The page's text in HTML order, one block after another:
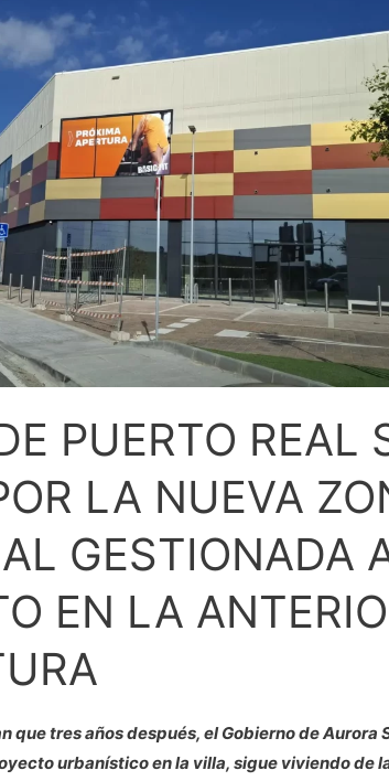
PUERTO REAL
LA NUEVA
GESTIONADA
EN LA
que tres años después, el Gobierno de Aurora
urbanístico en la villa, sigue viviendo de